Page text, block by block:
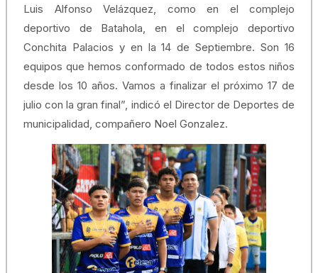
Luis Alfonso Velázquez, como en el complejo
deportivo de Batahola, en el complejo deportivo
Conchita Palacios y en la 14 de Septiembre. Son 16
equipos que hemos conformado de todos estos niños
desde los 10 años. Vamos a finalizar el próximo 17 de
julio con la gran final”, indicó el Director de Deportes de
municipalidad, compañero Noel Gonzalez.